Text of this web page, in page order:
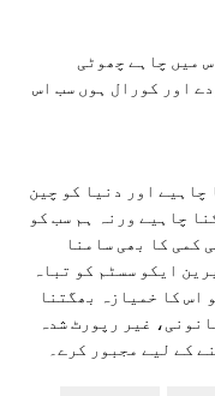
میں چاہے چھوٹی
اور کورال ہوں سب اس
چاہیے اور دنیا کو چین
چاہیے ورنہ ہم سب کو
کمی کا بھی سامنا
ایکو سسٹم کو تباہ
اس کا خمیازہ بھگتنا
غیر رپورٹ شدہ
کے لیے مجبور کرے۔